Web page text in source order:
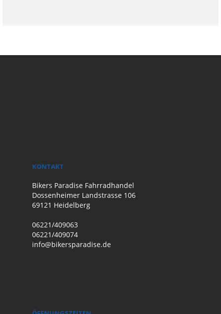
KONTAKT
Bikers Paradise Fahrradhandel
Dossenheimer Landstrasse 106
69121 Heidelberg
06221/409063
06221/409074
info@bikersparadise.de